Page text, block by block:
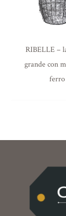
RIBELLE –
grande con
ferro